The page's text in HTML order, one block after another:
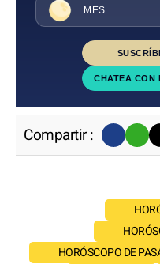
MES
CHATEA CON
Compartir :
HORÓSCOPO DE